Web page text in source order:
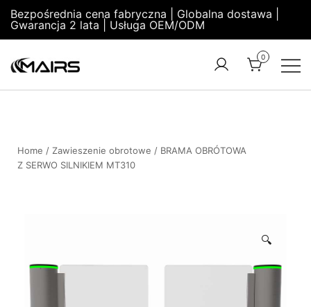
Bezpośrednia cena fabryczna | Globalna dostawa |
Gwarancja 2 lata | Usługa OEM/ODM
Turnstile
Gate |
MairsTurnstile
0
Home / Zawieszenie obrotowe / BRAMA OBRÓTOWA
Z SERWO SILNIKIEM MT310
🔍